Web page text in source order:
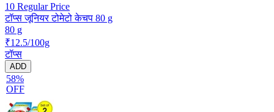
10 Regular Price
टॉप्स जूनियर टोमेटो केचप 80 g
80 g
₹12.5/100g
टॉप्स
ADD
58%
OFF